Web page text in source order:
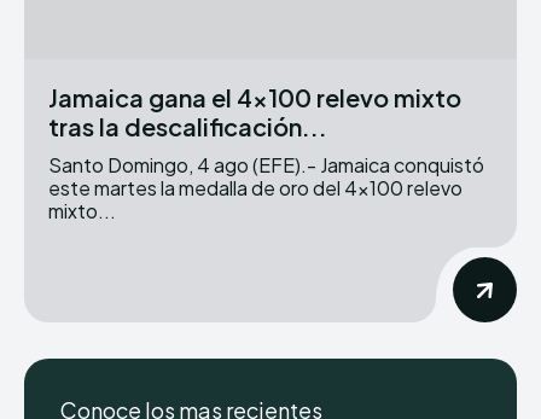
Jamaica gana el 4×100 relevo mixto
tras la descalificación...
Santo Domingo, 4 ago (EFE).- Jamaica conquistó
este martes la medalla de oro del 4×100 relevo
mixto...
Conoce los mas recientes